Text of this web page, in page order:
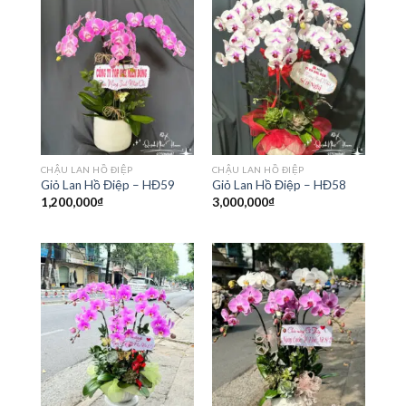
CHẬU LAN HỒ ĐIỆP
Giỏ Lan Hồ Điệp – HĐ59
1,200,000₫
CHẬU LAN HỒ ĐIỆP
Giỏ Lan Hồ Điệp – HĐ58
3,000,000₫